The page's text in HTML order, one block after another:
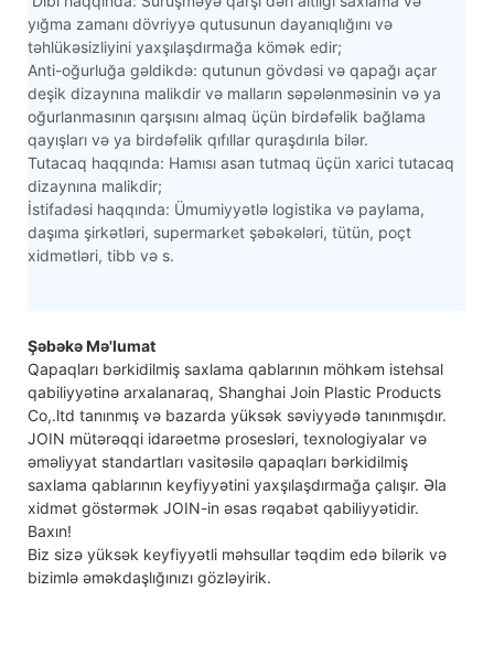
yığma zamanı dövriyyə qutusunun dayanıqlığını və
təhlükəsizliyini yaxşılaşdırmağa kömək edir;
Anti-oğurluğa gəldikdə: qutunun gövdəsi və qapağı açar
deşik dizaynına malikdir və malların səpələnməsinin və ya
oğurlanmasının qarşısını almaq üçün birdəfəlik bağlama
qayışları və ya birdəfəlik qıfıllar quraşdırıla bilər.
Tutacaq haqqında: Hamısı asan tutmaq üçün xarici tutacaq
dizaynına malikdir;
İstifadəsi haqqında: Ümumiyyətlə logistika və paylama,
daşıma şirkətləri, supermarket şəbəkələri, tütün, poçt
xidmətləri, tibb və s.
Şəbəkə Mə'lumat
Qapaqları bərkidilmiş saxlama qablarının möhkəm istehsal
qabiliyyətinə arxalanaraq, Shanghai Join Plastic Products
Co,.ltd tanınmış və bazarda yüksək səviyyədə tanınmışdır.
JOIN mütərəqqi idarəetmə prosesləri, texnologiyalar və
əməliyyat standartları vasitəsilə qapaqları bərkidilmiş
saxlama qablarının keyfiyyətini yaxşılaşdırmağa çalışır. Əla
xidmət göstərmək JOIN-in əsas rəqabət qabiliyyətidir.
Baxın!
Biz sizə yüksək keyfiyyətli məhsullar təqdim edə bilərik və
bizimlə əməkdaşlığınızı gözləyirik.